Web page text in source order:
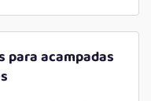
para acampadas